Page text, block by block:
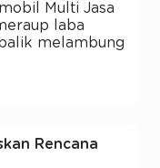
Multi Jasa
laba
melambung
Rencana